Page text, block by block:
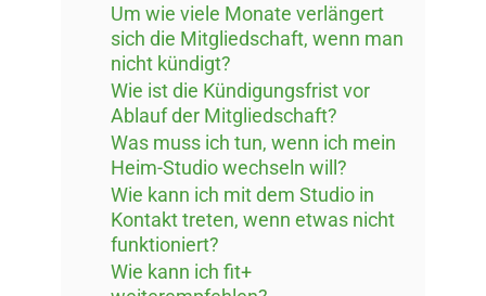
Um wie viele Monate verlängert
sich die Mitgliedschaft, wenn man
nicht kündigt?
Wie ist die Kündigungsfrist vor
Ablauf der Mitgliedschaft?
Was muss ich tun, wenn ich mein
Heim-Studio wechseln will?
Wie kann ich mit dem Studio in
Kontakt treten, wenn etwas nicht
funktioniert?
Wie kann ich fit+